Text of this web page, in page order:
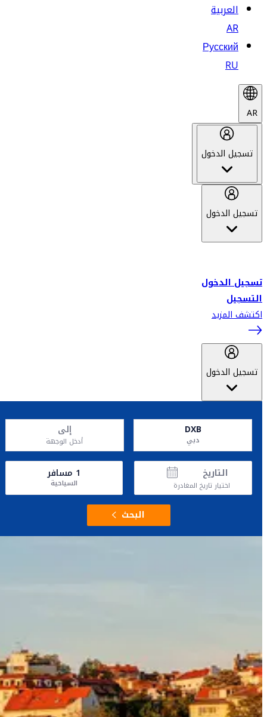
العربية
AR
Русский
RU
AR
تسجيل الدخول
تسجيل الدخول
تسجيل الدخول
التسجيل
اكتشف المزيد
تسجيل الدخول
DXB
دبي
إلى
أدخل الوجهة
التاريخ
اختيار تاريخ المغادرة
1 مسافر
السياحية
البحث